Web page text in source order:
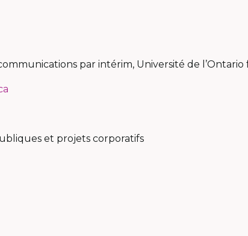
par intérim, Université de l’Ontario
et projets corporatifs